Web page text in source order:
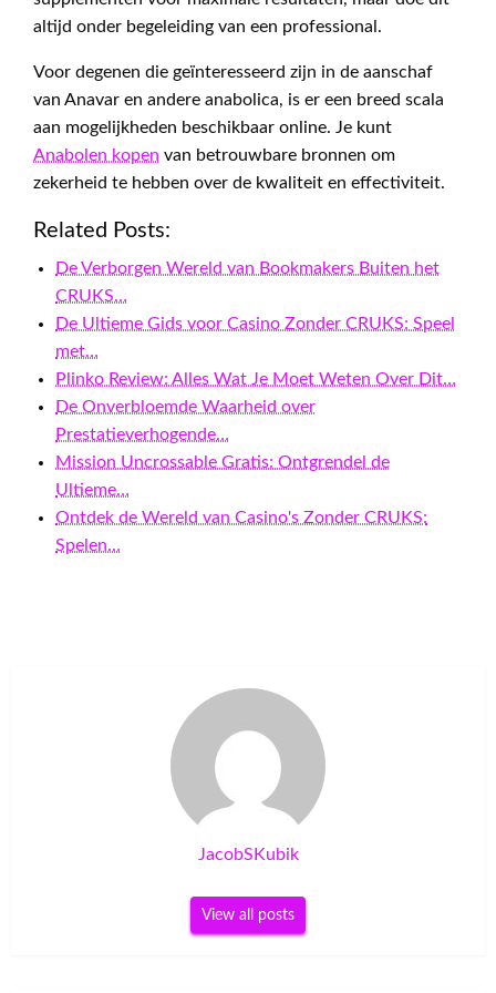
altijd onder begeleiding van een professional.
Voor degenen die geïnteresseerd zijn in de aanschaf
van Anavar en andere anabolica, is er een breed scala
aan mogelijkheden beschikbaar online. Je kunt
Anabolen kopen van betrouwbare bronnen om
zekerheid te hebben over de kwaliteit en effectiviteit.
Related Posts:
De Verborgen Wereld van Bookmakers Buiten het
CRUKS…
De Ultieme Gids voor Casino Zonder CRUKS: Speel
met…
Plinko Review: Alles Wat Je Moet Weten Over Dit…
De Onverbloemde Waarheid over
Prestatieverhogende…
Mission Uncrossable Gratis: Ontgrendel de
Ultieme…
Ontdek de Wereld van Casino's Zonder CRUKS:
Spelen…
JacobSKubik
View all posts